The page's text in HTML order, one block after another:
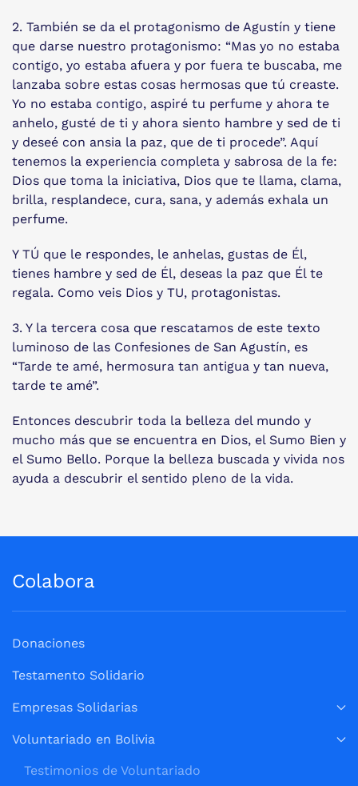
2. También se da el protagonismo de Agustín y tiene
que darse nuestro protagonismo: “Mas yo no estaba
contigo, yo estaba afuera y por fuera te buscaba, me
lanzaba sobre estas cosas hermosas que tú creaste.
Yo no estaba contigo, aspiré tu perfume y ahora te
anhelo, gusté de ti y ahora siento hambre y sed de ti
y deseé con ansia la paz, que de ti procede”. Aquí
tenemos la experiencia completa y sabrosa de la fe:
Dios que toma la iniciativa, Dios que te llama, clama,
brilla, resplandece, cura, sana, y además exhala un
perfume.
Y TÚ que le respondes, le anhelas, gustas de Él,
tienes hambre y sed de Él, deseas la paz que Él te
regala. Como veis Dios y TU, protagonistas.
3. Y la tercera cosa que rescatamos de este texto
luminoso de las Confesiones de San Agustín, es
“Tarde te amé, hermosura tan antigua y tan nueva,
tarde te amé”.
Entonces descubrir toda la belleza del mundo y
mucho más que se encuentra en Dios, el Sumo Bien y
el Sumo Bello. Porque la belleza buscada y vivida nos
ayuda a descubrir el sentido pleno de la vida.
Colabora
Donaciones
Testamento Solidario
Empresas Solidarias
Voluntariado en Bolivia
Testimonios de Voluntariado